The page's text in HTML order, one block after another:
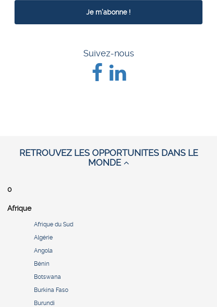
Suivez-nous
RETROUVEZ LES OPPORTUNITES DANS LE
MONDE
0
Afrique
Afrique du Sud
Algérie
Angola
Bénin
Botswana
Burkina Faso
Burundi